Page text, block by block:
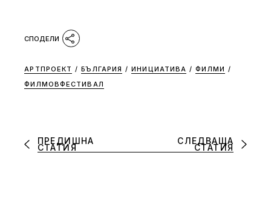
АРТПРОЕКТ / БЪЛГАРИЯ / ИНИЦИАТИВА / ФИЛМИ /
ФИЛМОВФЕСТИВАЛ
ПРЕДИШНА
СТАТИЯ
СЛЕДВАЩА
СТАТИЯ